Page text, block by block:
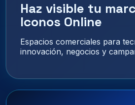
Haz visible tu
Iconos Online
Espacios comerciales para
innovación, negocios y